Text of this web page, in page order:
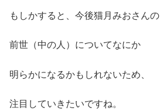
もしかすると、今後猫月みおさんの
前世（中の人）についてなにか
明らかになるかもしれないため、
注目していきたいですね。